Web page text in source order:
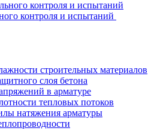
контроля и испытаний
строительных материалов
слоя бетона
в арматуре
тепловых потоков
натяжения арматуры